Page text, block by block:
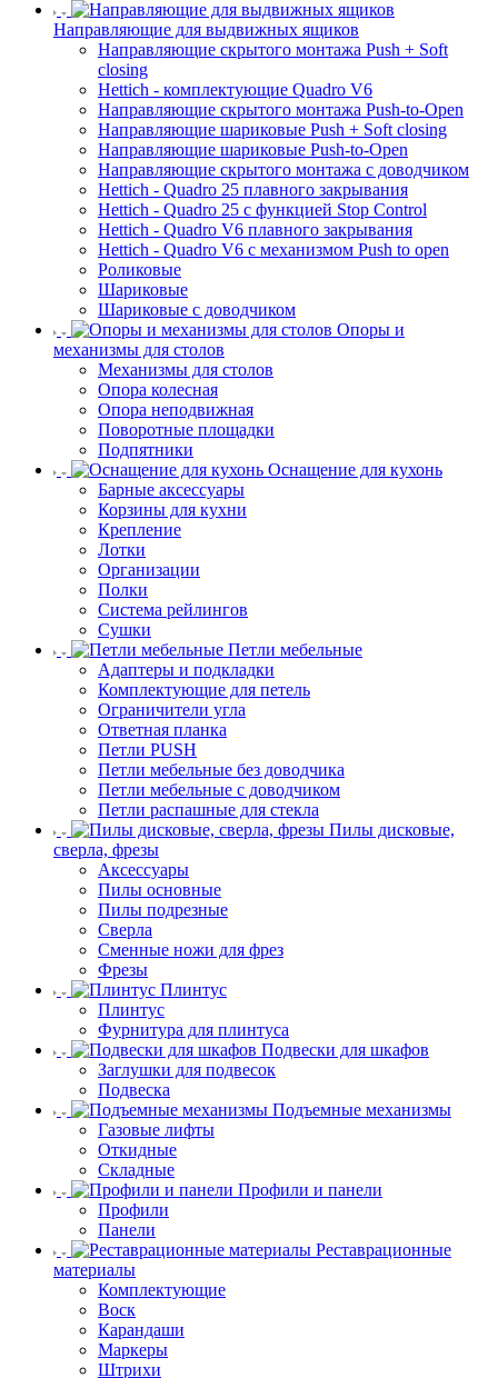
Направляющие для выдвижных ящиков
Направляющие скрытого монтажа Push + Soft
closing
Hettich - комплектующие Quadro V6
Направляющие скрытого монтажа Push-to-Open
Направляющие шариковые Push + Soft closing
Направляющие шариковые Push-to-Open
Направляющие скрытого монтажа с доводчиком
Hettich - Quadro 25 плавного закрывания
Hettich - Quadro 25 с функцией Stop Control
Hettich - Quadro V6 плавного закрывания
Hettich - Quadro V6 с механизмом Push to open
Роликовые
Шариковые
Шариковые с доводчиком
Опоры и
механизмы для столов
Механизмы для столов
Опора колесная
Опора неподвижная
Поворотные площадки
Подпятники
Оснащение для кухонь
Барные аксессуары
Корзины для кухни
Крепление
Лотки
Организации
Полки
Система рейлингов
Сушки
Петли мебельные
Адаптеры и подкладки
Комплектующие для петель
Ограничители угла
Ответная планка
Петли PUSH
Петли мебельные без доводчика
Петли мебельные с доводчиком
Петли распашные для стекла
Пилы дисковые,
сверла, фрезы
Аксессуары
Пилы основные
Пилы подрезные
Сверла
Сменные ножи для фрез
Фрезы
Плинтус
Плинтус
Фурнитура для плинтуса
Подвески для шкафов
Заглушки для подвесок
Подвеска
Подъемные механизмы
Газовые лифты
Откидные
Складные
Профили и панели
Профили
Панели
Реставрационные
материалы
Комплектующие
Воск
Карандаши
Маркеры
Штрихи